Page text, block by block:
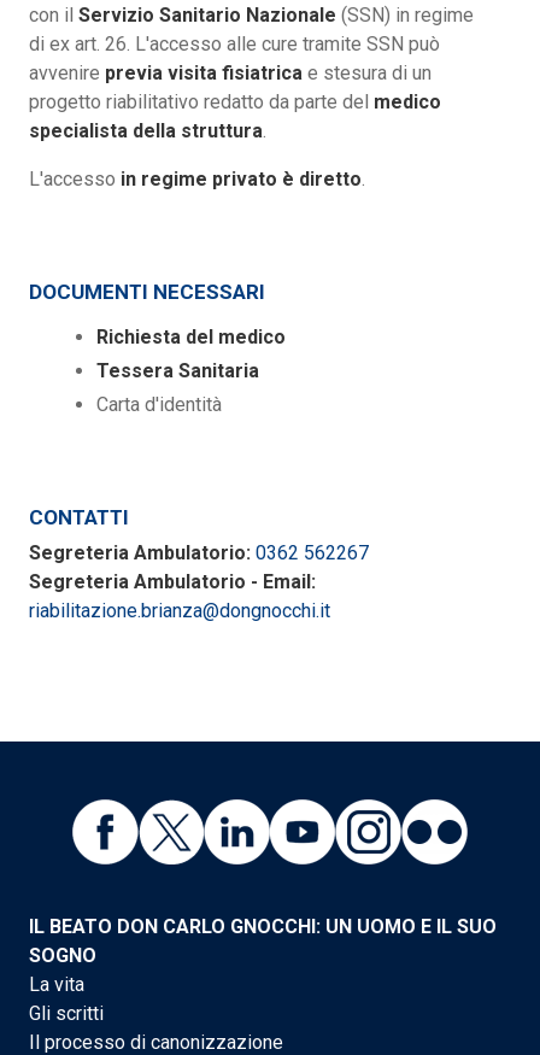
con il Servizio Sanitario Nazionale (SSN) in regime
di ex art. 26. L'accesso alle cure tramite SSN può
avvenire previa visita fisiatrica e stesura di un
progetto riabilitativo redatto da parte del medico
specialista della struttura
L'accesso in regime privato è diretto
DOCUMENTI NECESSARI
Richiesta del medico
Tessera Sanitaria
Carta d'identità
CONTATTI
Segreteria Ambulatorio: 0362 562267
Segreteria Ambulatorio - Email:
riabilitazione.brianza@dongnocchi.it
IL BEATO DON CARLO GNOCCHI: UN UOMO E IL SUO
SOGNO
La vita
Gli scritti
Il processo di canonizzazione